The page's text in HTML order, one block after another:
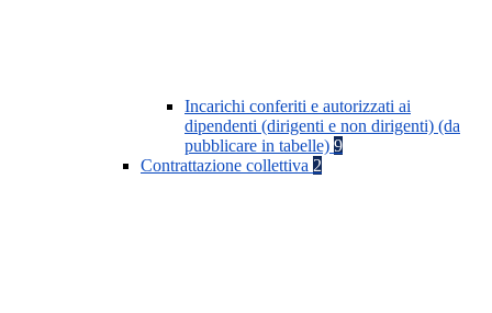
Incarichi conferiti e autorizzati ai
dipendenti (dirigenti e non dirigenti) (da
pubblicare in tabelle) 9
Contrattazione collettiva 2